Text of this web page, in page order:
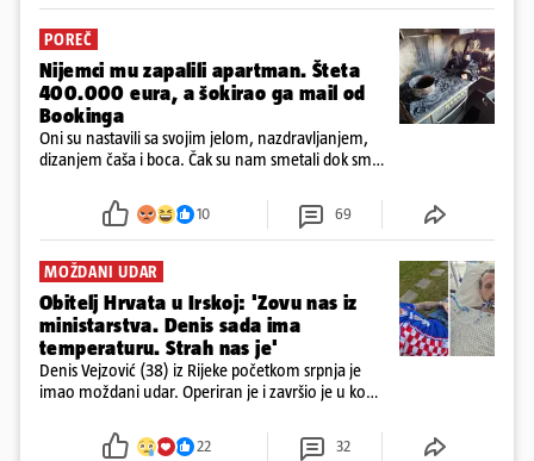
POREČ
Nijemci mu zapalili apartman. Šteta
400.000 eura, a šokirao ga mail od
Bookinga
Oni su nastavili sa svojim jelom, nazdravljanjem,
dizanjem čaša i boca. Čak su nam smetali dok smo
požar, rekao je vlasnik
10 69
MOŽDANI UDAR
Obitelj Hrvata u Irskoj: 'Zovu nas iz
ministarstva. Denis sada ima
temperaturu. Strah nas je'
Denis Vejzović (38) iz Rijeke početkom srpnja je
imao moždani udar. Operiran je i završio je u komi.
tamošnji liječnici ne vjeruju u oporavak: 'Imamo
22 32